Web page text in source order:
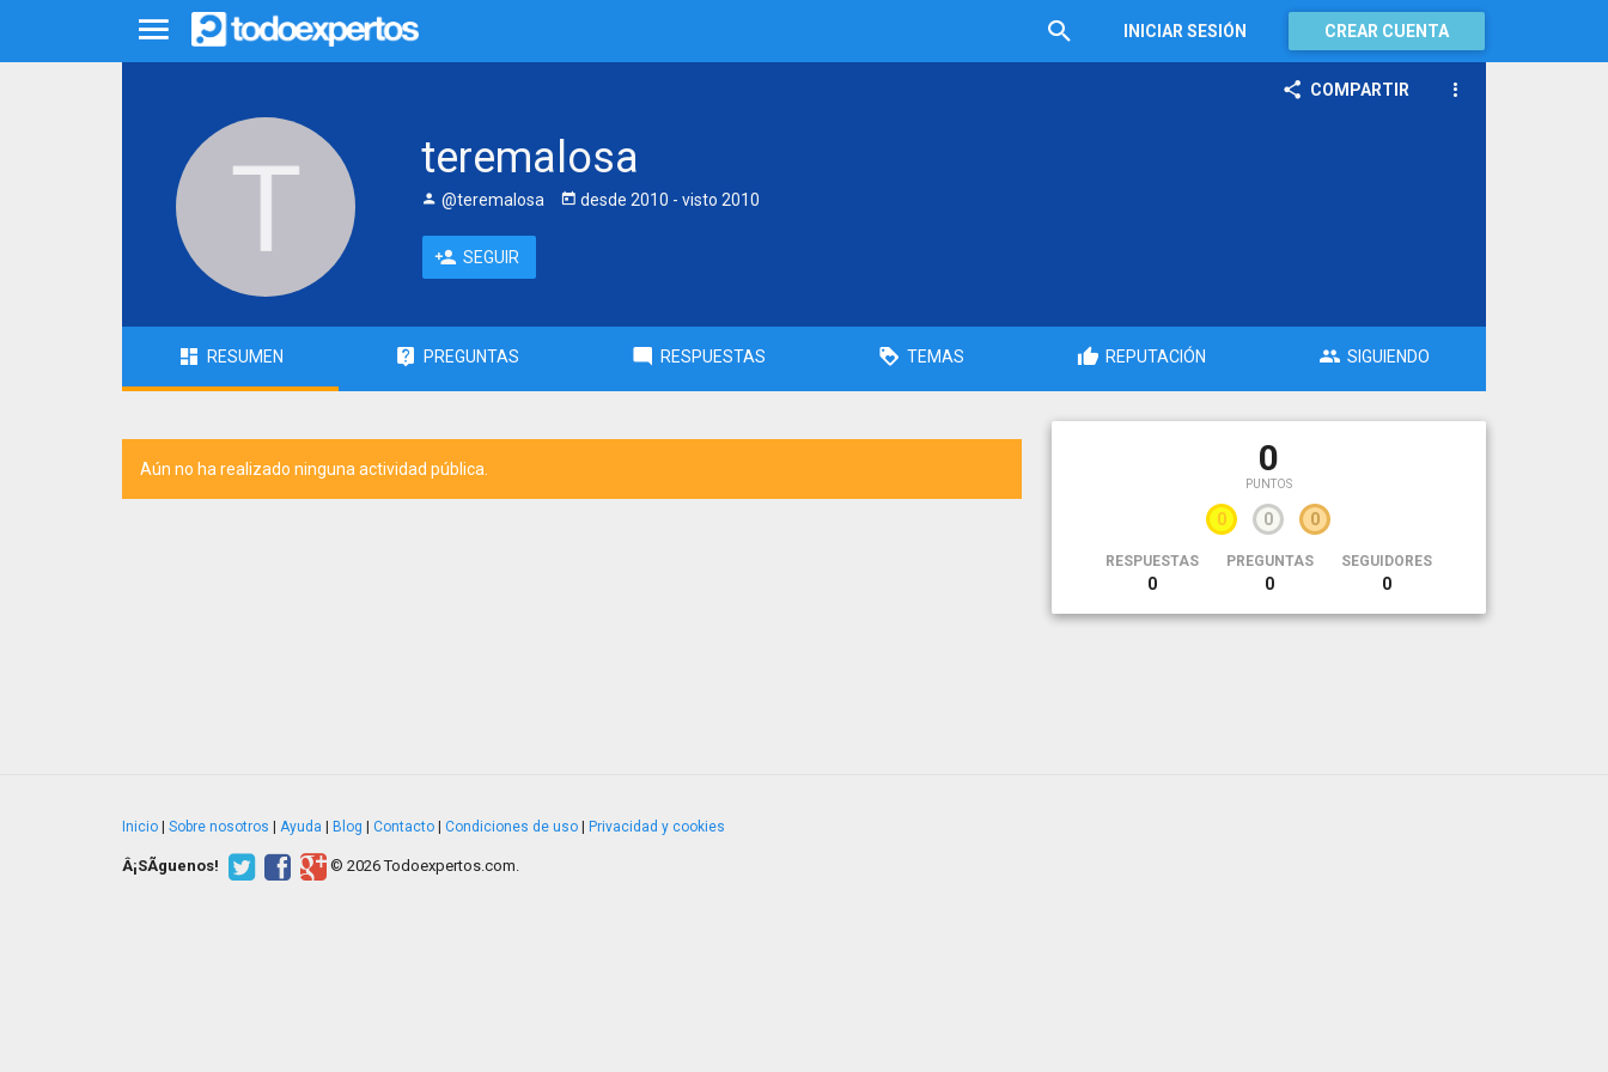
INICIAR SESIÓN CREAR CUENTA
COMPARTIR
teremalosa
@teremalosa desde 2010 - visto 2010
SEGUIR
RESUMEN PREGUNTAS RESPUESTAS TEMAS REPUTACIÓN SIGUIENDO
Aún no ha realizado ninguna actividad pública. 0
PUNTOS
0 0 0
RESPUESTAS
0
PREGUNTAS
0
SEGUIDORES
0
Inicio Sobre nosotros Ayuda Blog Contacto Condiciones de uso Privacidad y cookies
Â¡SÃ­guenos! © 2026 Todoexpertos.com.